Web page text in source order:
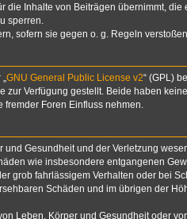
Inhalte von Beiträgen übernimmt,
sperren.
sofern sie gegen o. g. Regeln
GNU General Public License v2“ (GPL)
Verfügung gestellt. Beide haben
fremder Foren Einfluss nehmen.
Gesundheit und der Verletzung
wie insbesondere entgangenen
grob fahrlässigem Verhalten oder bei
Schäden und im übrigen der
Leben, Körper und Gesundheit oder